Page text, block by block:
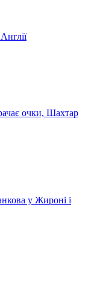
очки, Шахтар
у Жироні і